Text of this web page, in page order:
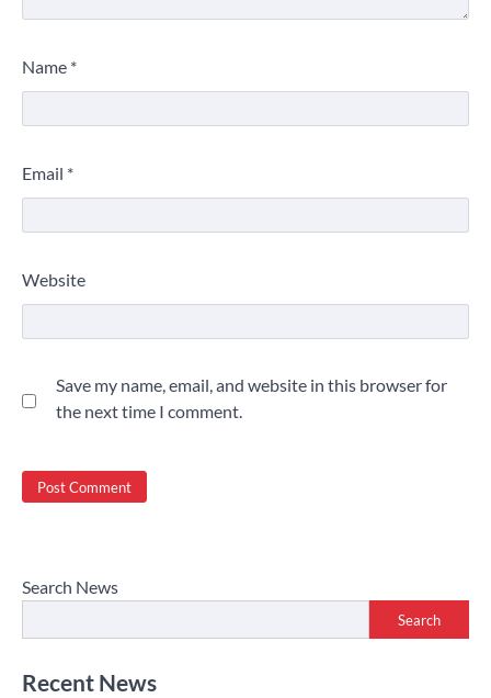
Name *
Email *
Website
Save my name, email, and website in this browser for
the next time I comment.
Search News
Search
Recent News